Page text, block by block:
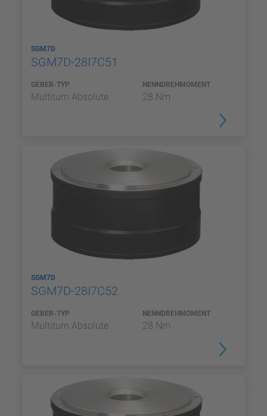
SGM7D
SGM7D-28I7C51
GEBER-TYP
Multiturn Absolute
NENNDREHMOMENT
28 Nm
SGM7D
SGM7D-28I7C52
GEBER-TYP
Multiturn Absolute
NENNDREHMOMENT
28 Nm